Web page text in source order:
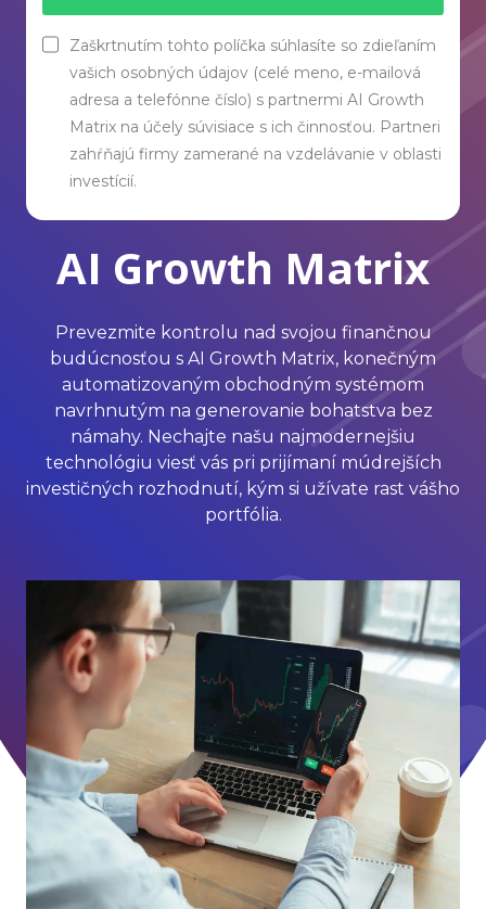
AI Growth Matrix
Prevezmite kontrolu nad svojou finančnou
budúcnosťou s AI Growth Matrix, konečným
automatizovaným obchodným systémom
navrhnutým na generovanie bohatstva bez
námahy. Nechajte našu najmodernejšiu
technológiu viesť vás pri prijímaní múdrejších
investičných rozhodnutí, kým si užívate rast vášho
portfólia.
Zaškrtnutím tohto políčka súhlasíte so zdieľaním
vašich osobných údajov (celé meno, e-mailová
adresa a telefónne číslo) s partnermi AI Growth
Matrix na účely súvisiace s ich činnosťou. Partneri
zahŕňajú firmy zamerané na vzdelávanie v oblasti
investícií.